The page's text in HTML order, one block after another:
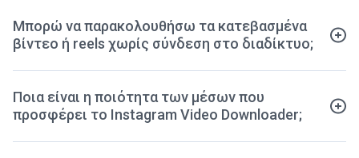
Μπορώ να παρακολουθήσω τα κατεβασμένα
βίντεο ή reels χωρίς σύνδεση στο διαδίκτυο;
Ποια είναι η ποιότητα των μέσων που
προσφέρει το Instagram Video Downloader;